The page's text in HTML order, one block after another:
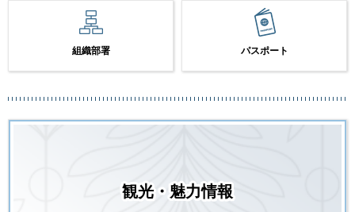
組織部署 パスポート
観光・魅力情報